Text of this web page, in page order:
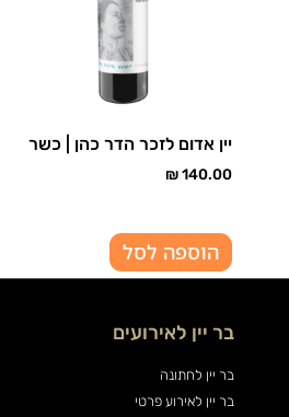
יין אדום לזכר הדר כהן | כשר
₪140.00
הוספה לסל
בר יין לאירועים
בר יין לחתונה
בר יין לאירוע פרטי